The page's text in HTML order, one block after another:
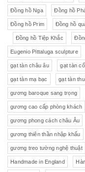
Đồng hồ Nga Đồng hồ
Đồng hồ Prim Đồng hồ
Đồng hồ Tiệp Khắc
Eugenio Pittaluga sculpture
gạt tàn châu âu gạt tàn cổ
gạt tàn mạ bạc gạt tàn
gương baroque sang trọng
gương cao cấp phòng khách
gương phong cách châu Âu
gương thiên thần nhập khẩu
gương treo tường nghệ thuật
Handmade in England